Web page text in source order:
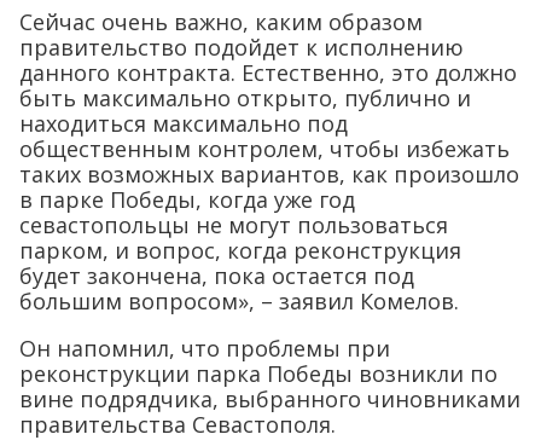
Сейчас очень важно, каким образом
правительство подойдет к исполнению
данного контракта. Естественно, это должно
быть максимально открыто, публично и
находиться максимально под
общественным контролем, чтобы избежать
таких возможных вариантов, как произошло
в парке Победы, когда уже год
севастопольцы не могут пользоваться
парком, и вопрос, когда реконструкция
будет закончена, пока остается под
большим вопросом», – заявил Комелов.
Он напомнил, что проблемы при
реконструкции парка Победы возникли по
вине подрядчика, выбранного чиновниками
правительства Севастополя.